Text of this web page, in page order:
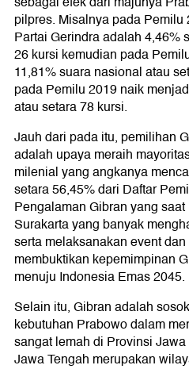
pilpres. Misalnya pada
Partai Gerindra adalah 4,46%
26 kursi kemudian pada
11,81% suara nasional atau
pada Pemilu 2019 naik
atau setara 78 kursi.
Jauh dari pada itu, pemilihan
adalah upaya meraih
milenial yang angkanya
setara 56,45% dari Daftar
Pengalaman Gibran yang
Surakarta yang banyak
serta melaksanakan event
membuktikan kepemimpinan
menuju Indonesia Emas 2045.
Selain itu, Gibran adalah
kebutuhan Prabowo dalam
sangat lemah di Provinsi
Jawa Tengah merupakan